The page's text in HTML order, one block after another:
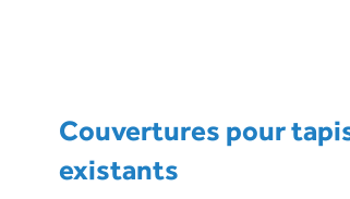
Couvertures pour
existants